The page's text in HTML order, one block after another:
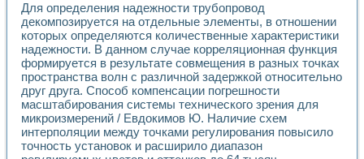
Применение средств NATIONAL INSTRUMENTS для
Разработка автоматизированного стенда для
Автоматизированный стенд рентгеновской диагностики
Высокочувствительные оптоэлектронные
Установка для измерения диэлектрических свойств
Исследование кинетики зарождения и развития
Лабораторный электрический импедансный томограф на
Микрозондовая система для характеризации
Метод траекторий в исследовании
Промышленная автоматизация
Для определения надежности трубопровод
декомпозируется на отдельные элементы, в отношении
которых определяются количественные характеристики
надежности. В данном случае корреляционная функция
формируется в результате совмещения в разных точках
пространства волн с различной задержкой относительно
друг друга. Способ компенсации погрешности
масштабирования системы технического зрения для
микроизмерений / Евдокимов Ю. Наличие схем
интерполяции между точками регулирования повысило
точность установок и расширило диапазон